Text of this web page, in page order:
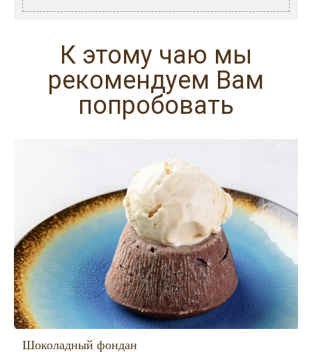
К этому чаю мы
рекомендуем Вам
попробовать
Шоколадный фондан